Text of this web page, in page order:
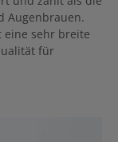
Augenbrauen.
eine sehr breite
für